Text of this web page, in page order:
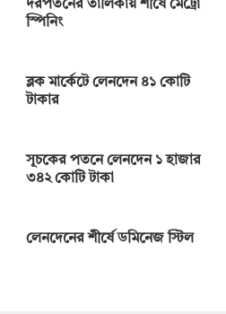
দরপতনের তালিকায় শীর্ষে মেট্রো
স্পিনিং
ব্লক মার্কেটে লেনদেন ৪১ কোটি
টাকার
সূচকের পতনে লেনদেন ১ হাজার
৩৪২ কোটি টাকা
লেনদেনের শীর্ষে ডমিনেজ স্টিল